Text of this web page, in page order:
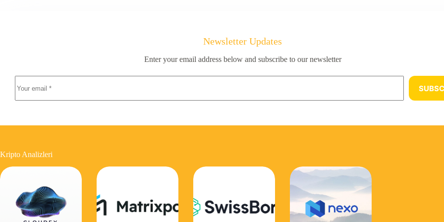
Newsletter Updates
Enter your email address below and subscribe to our newsletter
Kripto Analizleri